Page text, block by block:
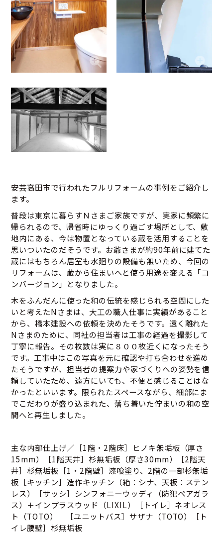
安芸高田市で行われたフルリフォームの事例をご紹介し
ます。
普段は東京に暮らすＮさまご家族ですが、実家に頻繁に
帰られるので、帰省時にゆっくり過ごす場所として、敷
地内にある、今は物置となっている蔵を活用することを
思いついたのだそうです。お爺さまが約90年前に建てた
蔵にはもちろん居室も水廻りの設備も無いため、今回の
リフォームは、蔵から住まいへと使う用途を変える「コ
ンバージョン」となりました。
木をふんだんに使った和の伝統を感じられる空間にした
いと考えたNさまは、大工の職人仕事に実績があること
から、橋本建設への依頼を決めたそうです。遠く離れた
Nさまのために、同社の担当者は工事の経過を撮影して
丁寧に報告。その枚数は実に８００枚近くになったそう
です。工事中はこの写真を元に確認や打ち合わせを進め
たそうですが、担当者の提案力や家づくりへの姿勢を信
頼していたため、遠方にいても、不便と感じることはな
かったといいます。限られたスペースながら、細部にま
でこだわりが盛り込まれた、落ち着いた佇まいの和の空
間へと再生しました。
主な内部仕上げ／［1階・2階床］ヒノキ無垢板（厚さ
15mm）［1階天井］杉無垢板（厚さ30mm）［2階天
井］杉無垢板［1・2階壁］漆喰塗り、2階の一部杉無垢
板［キッチン］造作キッチン（箱：シナ、天板：ステン
レス）［サッシ］シンフォニーウッディ（防犯ペアガラ
ス）＋インプラスウッド（LIXIL）［トイレ］ネオレス
ト（TOTO） ［ユニットバス］サザナ（TOTO）［ト
イレ腰壁］杉無垢板